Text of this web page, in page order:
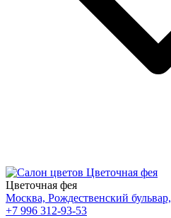
Цветочная фея
Москва, Рождественский бульвар,
+7 996 312-93-53